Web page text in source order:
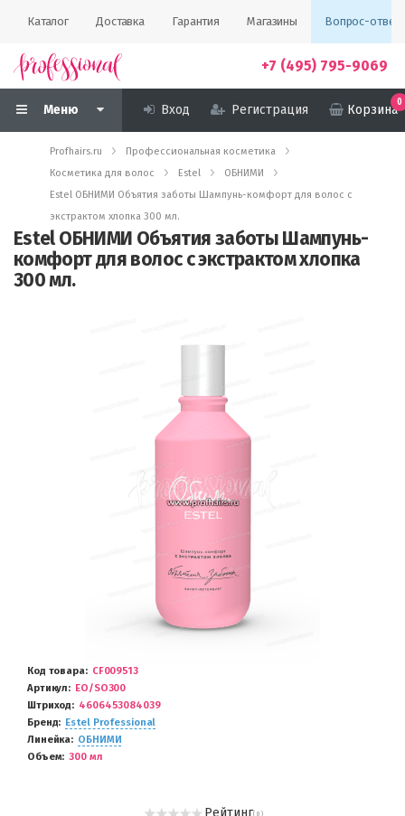
Каталог Доставка Гарантия Магазины Вопрос-ответ
+7 (495) 795-9069
Меню Вход Регистрация Корзина
0
Profhairs.ru
Профессиональная косметика
Косметика для волос
Estel
ОБНИМИ
Estel ОБНИМИ Объятия заботы Шампунь-комфорт для волос с
экстрактом хлопка 300 мл.
Estel ОБНИМИ Объятия заботы Шампунь-
комфорт для волос с экстрактом хлопка
300 мл.
Код товара
CF009513
Артикул
EO/SО300
Штриход
4606453084039
Бренд
Estel Professional
Линейка
ОБНИМИ
Объем
300 мл
Рейтинг( 0 )